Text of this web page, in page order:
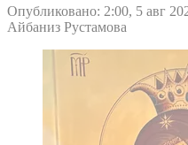
Опубликовано: 2:00, 5 авг
Айбаниз Рустамова